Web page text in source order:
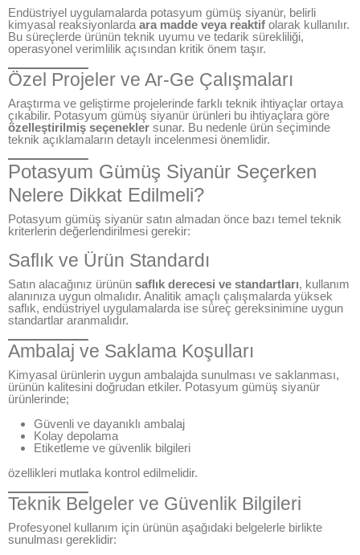
Endüstriyel uygulamalarda potasyum gümüş siyanür, belirli
kimyasal reaksiyonlarda ara madde veya reaktif olarak kullanılır.
Bu süreçlerde ürünün teknik uyumu ve tedarik sürekliliği,
operasyonel verimlilik açısından kritik önem taşır.
Özel Projeler ve Ar-Ge Çalışmaları
Araştırma ve geliştirme projelerinde farklı teknik ihtiyaçlar ortaya
çıkabilir. Potasyum gümüş siyanür ürünleri bu ihtiyaçlara göre
özelleştirilmiş seçenekler sunar. Bu nedenle ürün seçiminde
teknik açıklamaların detaylı incelenmesi önemlidir.
Potasyum Gümüş Siyanür Seçerken
Nelere Dikkat Edilmeli?
Potasyum gümüş siyanür satın almadan önce bazı temel teknik
kriterlerin değerlendirilmesi gerekir:
Saflık ve Ürün Standardı
Satın alacağınız ürünün saflık derecesi ve standartları, kullanım
alanınıza uygun olmalıdır. Analitik amaçlı çalışmalarda yüksek
saflık, endüstriyel uygulamalarda ise süreç gereksinimine uygun
standartlar aranmalıdır.
Ambalaj ve Saklama Koşulları
Kimyasal ürünlerin uygun ambalajda sunulması ve saklanması,
ürünün kalitesini doğrudan etkiler. Potasyum gümüş siyanür
ürünlerinde;
Güvenli ve dayanıklı ambalaj
Kolay depolama
Etiketleme ve güvenlik bilgileri
özellikleri mutlaka kontrol edilmelidir.
Teknik Belgeler ve Güvenlik Bilgileri
Profesyonel kullanım için ürünün aşağıdaki belgelerle birlikte
sunulması gereklidir: